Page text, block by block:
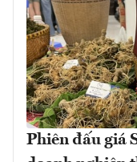
Phiên đấu giá